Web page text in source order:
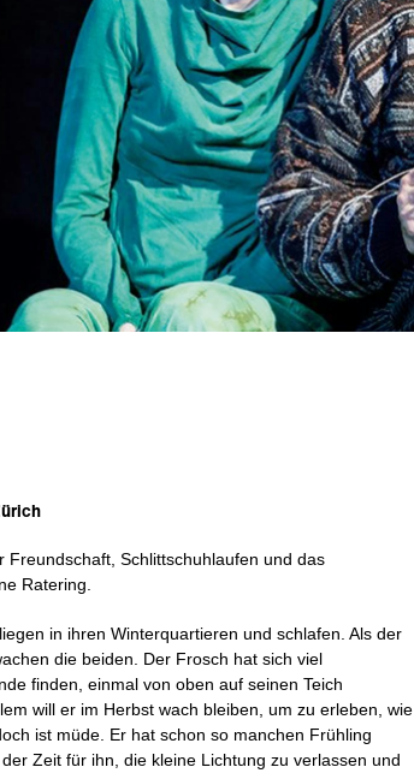
Freundschaft, Schlittschuhlaufen und das
Ratering.
in ihren Winterquartieren und schlafen. Als der
die beiden. Der Frosch hat sich viel
finden, einmal von oben auf seinen Teich
will er im Herbst wach bleiben, um zu erleben, wie
ist müde. Er hat schon so manchen Frühling
Zeit für ihn, die kleine Lichtung zu verlassen und